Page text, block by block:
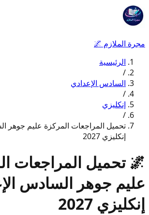
مجرة الملازم 🌌
الرئيسية
/
السادس الإعدادي
/
إنكليزي
/
تحميل المراجعات المركزة عليم جوهر
إنكليزي 2027
🌌 تحميل المراجعات
عليم جوهر السادس
إنكليزي 2027